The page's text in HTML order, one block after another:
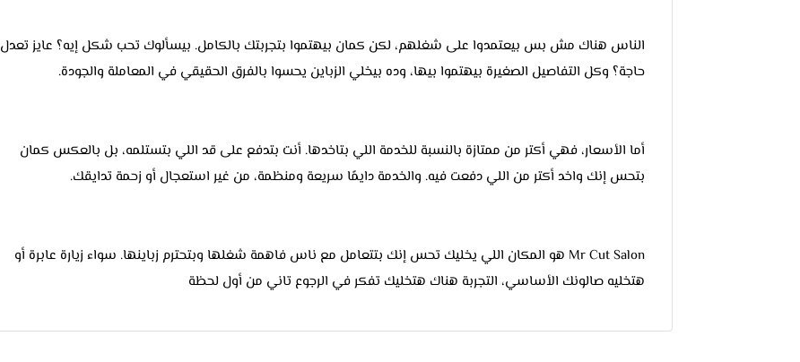
الناس هناك مش بس بيعتمدوا على شغلهم، لكن كمان بيهتموا بتجربتك بالكامل. بيسألوك تحب شكل إيه؟ عايز تعدل
حاجة؟ وكل التفاصيل الصغيرة بيهتموا بيها، وده بيخلي الزباين يحسوا بالفرق الحقيقي في المعاملة والجودة.
أما الأسعار، فهي أكتر من ممتازة بالنسبة للخدمة اللي بتاخدها. أنت بتدفع على قد اللي بتستلمه، بل بالعكس كمان
بتحس إنك واخد أكتر من اللي دفعت فيه. والخدمة دايمًا سريعة ومنظمة، من غير استعجال أو زحمة تدايقك.
Mr Cut Salon هو المكان اللي يخليك تحس إنك بتتعامل مع ناس فاهمة شغلها وبتحترم زباينها. سواء زيارة عابرة أو
هتخليه صالونك الأساسي، التجربة هناك هتخليك تفكر في الرجوع تاني من أول لحظة